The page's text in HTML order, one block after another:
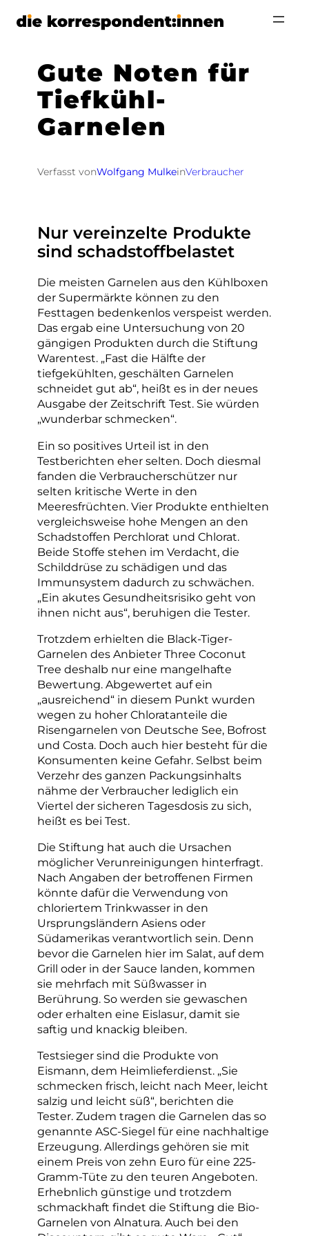
Zum
Gute Noten für
Tiefkühl-
Garnelen
Verfasst vonWolfgang MulkeinVerbraucher
Nur vereinzelte Produkte
sind schadstoffbelastet
Die meisten Garnelen aus den Kühlboxen
der Supermärkte können zu den
Festtagen bedenkenlos verspeist werden.
Das ergab eine Untersuchung von 20
gängigen Produkten durch die Stiftung
Warentest. „Fast die Hälfte der
tiefgekühlten, geschälten Garnelen
schneidet gut ab“, heißt es in der neues
Ausgabe der Zeitschrift Test. Sie würden
„wunderbar schmecken“.
Ein so positives Urteil ist in den
Testberichten eher selten. Doch diesmal
fanden die Verbraucherschützer nur
selten kritische Werte in den
Meeresfrüchten. Vier Produkte enthielten
vergleichsweise hohe Mengen an den
Schadstoffen Perchlorat und Chlorat.
Beide Stoffe stehen im Verdacht, die
Schilddrüse zu schädigen und das
Immunsystem dadurch zu schwächen.
„Ein akutes Gesundheitsrisiko geht von
ihnen nicht aus“, beruhigen die Tester.
Trotzdem erhielten die Black-Tiger-
Garnelen des Anbieter Three Coconut
Tree deshalb nur eine mangelhafte
Bewertung. Abgewertet auf ein
„ausreichend“ in diesem Punkt wurden
wegen zu hoher Chloratanteile die
Risengarnelen von Deutsche See, Bofrost
und Costa. Doch auch hier besteht für die
Konsumenten keine Gefahr. Selbst beim
Verzehr des ganzen Packungsinhalts
nähme der Verbraucher lediglich ein
Viertel der sicheren Tagesdosis zu sich,
heißt es bei Test.
Die Stiftung hat auch die Ursachen
möglicher Verunreinigungen hinterfragt.
Nach Angaben der betroffenen Firmen
könnte dafür die Verwendung von
chloriertem Trinkwasser in den
Ursprungsländern Asiens oder
Südamerikas verantwortlich sein. Denn
bevor die Garnelen hier im Salat, auf dem
Grill oder in der Sauce landen, kommen
sie mehrfach mit Süßwasser in
Berührung. So werden sie gewaschen
oder erhalten eine Eislasur, damit sie
saftig und knackig bleiben.
Testsieger sind die Produkte von
Eismann, dem Heimlieferdienst. „Sie
schmecken frisch, leicht nach Meer, leicht
salzig und leicht süß“, berichten die
Tester. Zudem tragen die Garnelen das so
genannte ASC-Siegel für eine nachhaltige
Erzeugung. Allerdings gehören sie mit
einem Preis von zehn Euro für eine 225-
Gramm-Tüte zu den teuren Angeboten.
Erhebnlich günstige und trotzdem
schmackhaft findet die Stiftung die Bio-
Garnelen von Alnatura. Auch bei den